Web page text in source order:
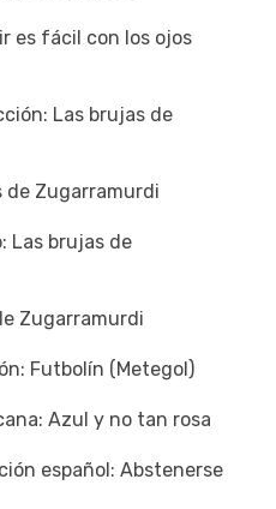
es fácil con los ojos
Las brujas de
de Zugarramurdi
Las brujas de
Zugarramurdi
Futbolín (Metegol)
Azul y no tan rosa
español: Abstenerse